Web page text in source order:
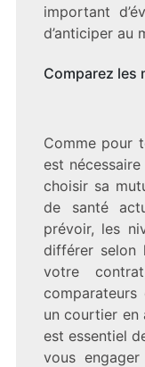
important
d’anticiper au
Comparez les
Comme pour
est
choisir sa
de santé
prévoir, les
différer selon
votre
un courtier en
est essentiel
vous engager